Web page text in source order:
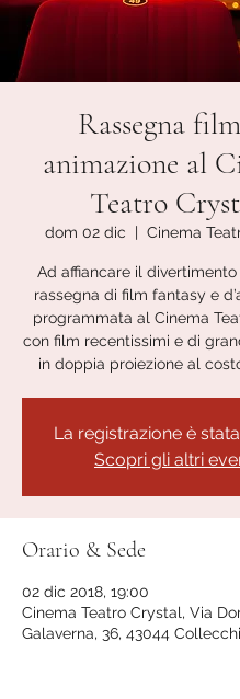
Rassegna
animazione al
Teatro
dom 02 dic
  |
Cinema
Ad affiancare il divertimento
rassegna di film fantasy e
programmata al Cinema
con film recentissimi e di
in doppia proiezione al
La registrazione è
Scopri gli altri
Orario & Sede
02 dic 2018, 19:00
Cinema Teatro Crystal, Via
Galaverna, 36, 43044